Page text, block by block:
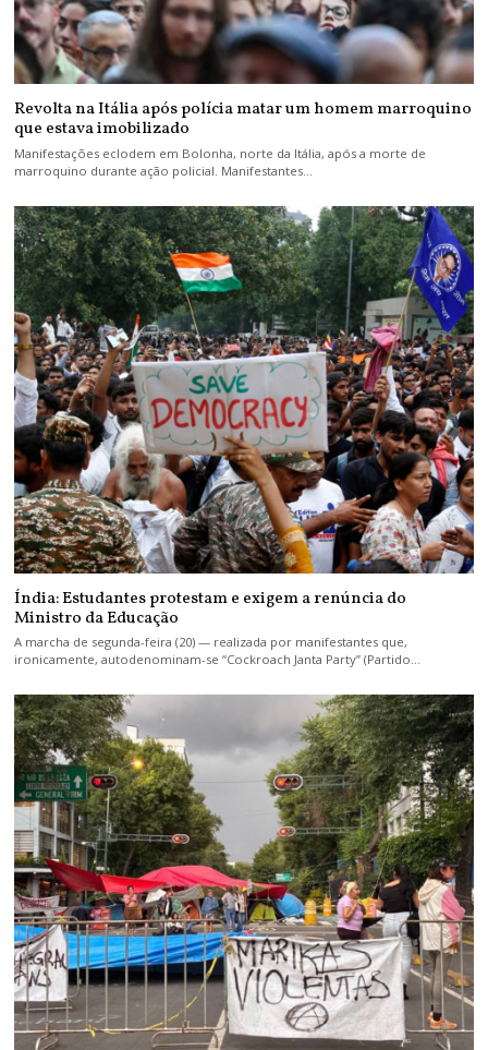
Revolta na Itália após polícia matar um homem marroquino
que estava imobilizado
Manifestações eclodem em Bolonha, norte da Itália, após a morte de
marroquino durante ação policial. Manifestantes…
Índia: Estudantes protestam e exigem a renúncia do
Ministro da Educação
A marcha de segunda-feira (20) — realizada por manifestantes que,
ironicamente, autodenominam-se “Cockroach Janta Party” (Partido…